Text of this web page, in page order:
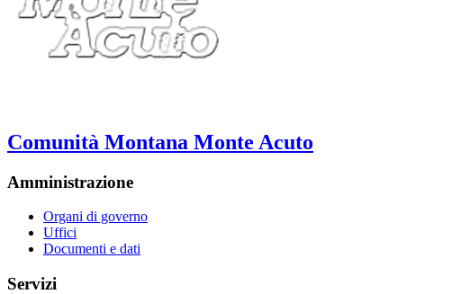
Comunità Montana Monte Acuto
Amministrazione
Organi di governo
Uffici
Documenti e dati
Servizi